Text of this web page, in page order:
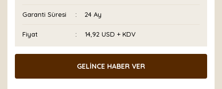
Garanti Süresi 24 Ay
Fiyat 14,92 USD + KDV
GELİNCE HABER VER